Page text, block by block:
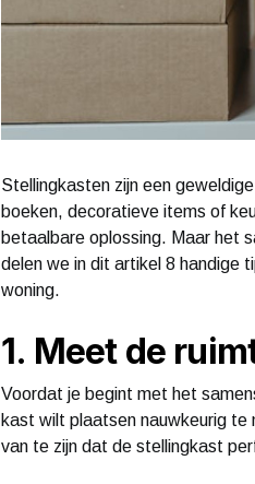
Stellingkasten zijn een
boeken, decoratieve items of
betaalbare oplossing. Maar het
delen we in dit artikel 8 handige
woning.
1. Meet de
Voordat je begint met het
kast wilt plaatsen nauwkeurig
van te zijn dat de stellingkast